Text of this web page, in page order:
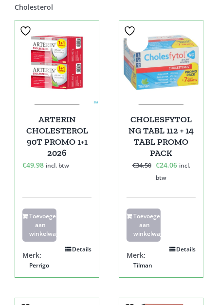
Cholesterol
ARTERIN
CHOLESTEROL
90T PROMO 1+1
2026
€49,98 incl. btw
Toevoegen
aan
winkelwagen
Details
Merk:
Perrigo
CHOLESFYTOL
NG TABL 112 + 14
TABL PROMO
PACK
€34,50 Oorspronkelijke
prijs
€34,50.
€24,06Huidige
€24,06.
incl.
btw
Toevoegen
aan
winkelwagen
Details
Merk:
Tilman